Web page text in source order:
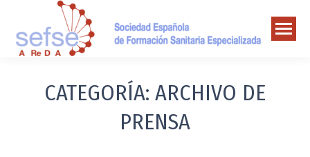
CATEGORÍA: ARCHIVO DE
PRENSA